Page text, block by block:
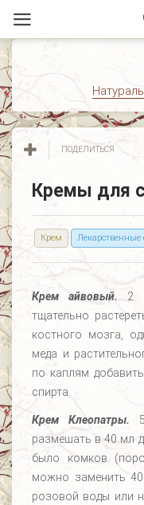
ПОДЕЛИТЬСЯ
Кремы для
Крем Лекарственные
Крем айвовый.
2
тщательно
костного мозга,
меда и
по каплям
спирта.
Крем Клеопатры.
размешать в 40 мл
было комков
можно заменить
розовой воды или